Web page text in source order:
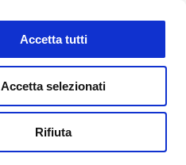
Accetta tutti
Accetta selezionati
Rifiuta
CONTATTI